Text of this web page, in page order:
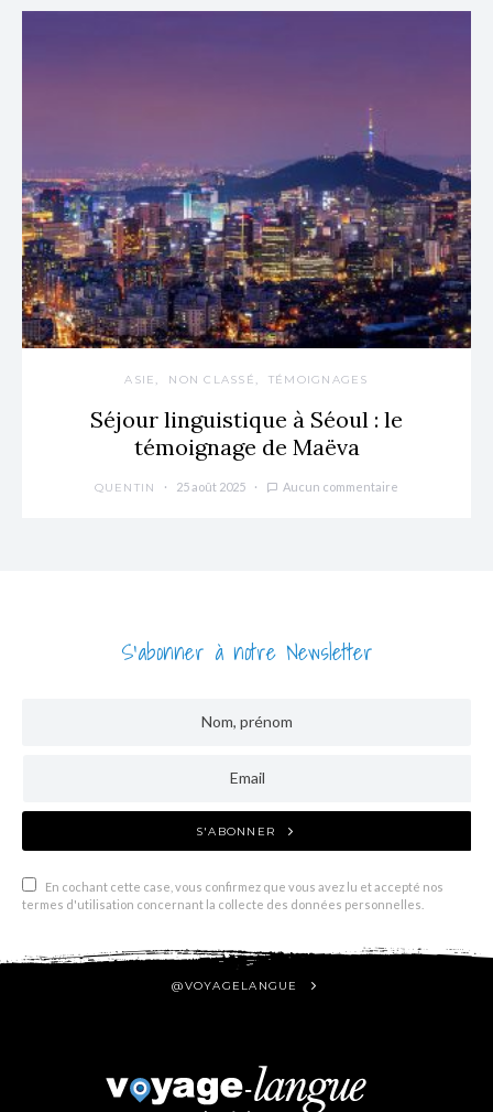
ASIE NON CLASSÉ TÉMOIGNAGES
Séjour linguistique à Séoul : le
témoignage de Maëva
QUENTIN 25 août 2025 Aucun commentaire
S'abonner à notre Newsletter
S'ABONNER
En cochant cette case, vous confirmez que vous avez lu et accepté nos
termes d'utilisation concernant la collecte des données personnelles.
@VOYAGELANGUE